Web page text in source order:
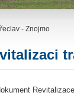
- Znojmo